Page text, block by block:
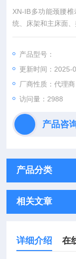
XN-IB多功能颈腰
统、床架和主床面
产品型号：
更新时间：2025-
厂商性质：代理商
访问量：2988
产品咨
产品分类
相关文章
详细介绍 在